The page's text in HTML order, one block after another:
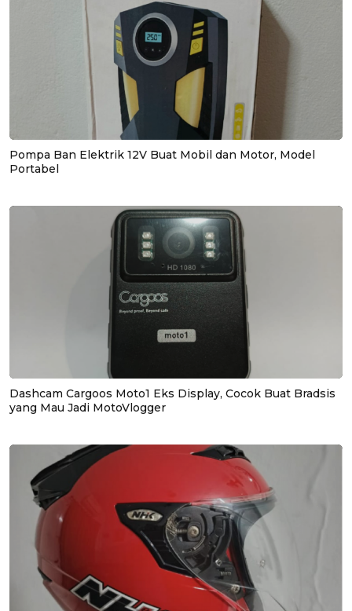
Pompa Ban Elektrik 12V Buat Mobil dan Motor, Model
Portabel
Dashcam Cargoos Moto1 Eks Display, Cocok Buat Bradsis
yang Mau Jadi MotoVlogger